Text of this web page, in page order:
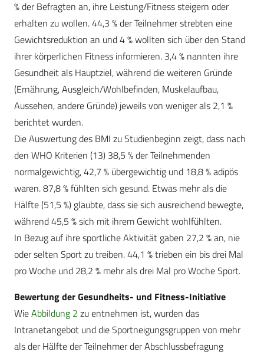
% der Befragten an, ihre Leistung/Fitness steigern oder
erhalten zu wollen. 44,3 % der Teilnehmer strebten eine
Gewichtsreduktion an und 4 % wollten sich über den Stand
ihrer körperlichen Fitness informieren. 3,4 % nannten ihre
Gesundheit als Hauptziel, während die weiteren Gründe
(Ernährung, Ausgleich/Wohlbefinden, Muskelaufbau,
Aussehen, andere Gründe) jeweils von weniger als 2,1 %
berichtet wurden.
Die Auswertung des BMI zu Studienbeginn zeigt, dass nach
den WHO Kriterien (13) 38,5 % der Teilnehmenden
normalgewichtig, 42,7 % übergewichtig und 18,8 % adipös
waren. 87,8 % fühlten sich gesund. Etwas mehr als die
Hälfte (51,5 %) glaubte, dass sie sich ausreichend bewegte,
während 45,5 % sich mit ihrem Gewicht wohlfühlten.
In Bezug auf ihre sportliche Aktivität gaben 27,2 % an, nie
oder selten Sport zu treiben. 44,1 % trieben ein bis drei Mal
pro Woche und 28,2 % mehr als drei Mal pro Woche Sport.
Bewertung der Gesundheits- und Fitness-Initiative
WieAbbildung 2 zu entnehmen ist, wurden das
Intranetangebot und die Sportneigungsgruppen von mehr
als der Hälfte der Teilnehmer der Abschlussbefragung